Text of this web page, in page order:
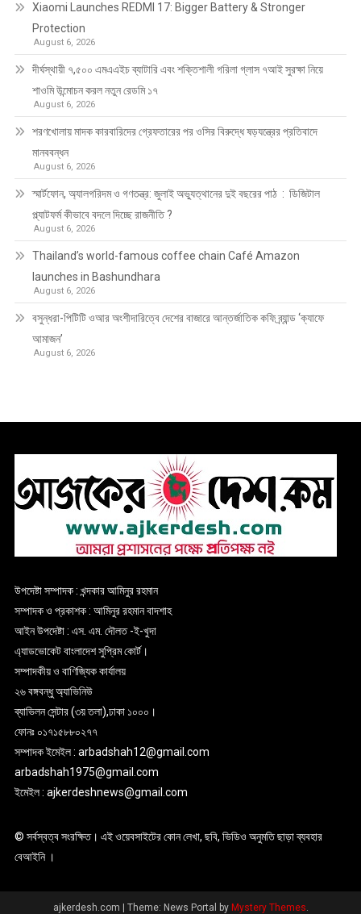
Xiaomi Launches REDMI 17: Bigger Battery & Stronger
Protection
August 6, 2026
দীর্ঘস্থায়ী ৭,৫০০ এমএএইচ ব্যাটারি এবং শক্তিশালী গরিলা গ্লাস ৭আই সুরক্ষা নিয়ে
শাওমি উন্মোচন করল নতুন রেডমি ১৭
August 6, 2026
শরণখোলায় মাদক কারবারিদের গ্রেফতারের পর ওসির বিরুদ্ধে ষড়যন্ত্রের প্রতিবাদে
মানববন্ধন
August 6, 2026
স্মার্টফোন, অ্যালগরিদম ও গণতন্ত্র: জুলাই অভ্যুত্থানের দুই বছরের পাঠ : ডিজিটাল
প্ল্যাটফর্ম কীভাবে বদলে দিচ্ছে রাজনীতি ?
August 6, 2026
Thailand’s world-famous coffee chain Café Amazon
launches in Bashundhara
August 6, 2026
বসুন্ধরা-পিটিটি ওআর অংশীদারিত্বে দেশের বাজারে আন্তর্জাতিক কফি ব্র্যান্ড ‘ক্যাফে
আমাজন’
August 6, 2026
উপদেষ্টা সম্পাদক : খন্দকার আমিনুর রহমান
সম্পাদক ও প্রকাশক : আমিনুর রহমান বাদশাহ
আইন উপদেষ্টা : এস. এম. দৌলত -ই-খুদা
এ্যাডভোকেট বাংলাদেশ সুপ্রিম কোর্ট।
সম্পাদকীয় ও বাণিজ্যিক কার্যালয়
২৬ বঙ্গবন্ধু অ্যাভিনিউ
ব্যাভিলন সেন্টার (৩য় তলা),ঢাকা ১০০০।
ফোনঃ ০১৭১৫৮৮০২৭৭
সম্পাদক ইমেইল : arbadshah12@gmail.com
arbadshah1975@gmail.com
ইমেইল : ajkerdeshnews@gmail.com
© সর্বস্বত্ব সংরক্ষিত। এই ওয়েবসাইটের কোন লেখা, ছবি, ভিডিও অনুমতি ছাড়া ব্যবহার
বেআইনি ।
ajkerdesh.com Theme: News Portal by Mystery Themes.